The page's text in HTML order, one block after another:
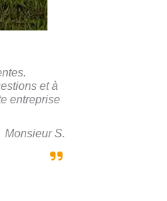
et à
entreprise
Monsieur S.